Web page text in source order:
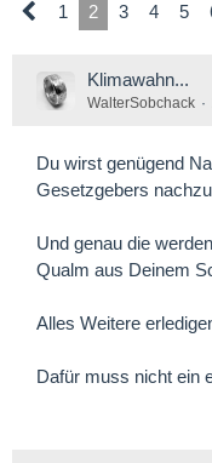
1 2 3 4 5
Klimawahn...
WalterSobchack
Du wirst genügend
Gesetzgebers
Und genau die
Qualm aus Deinem
Alles Weitere
Dafür muss nicht ein